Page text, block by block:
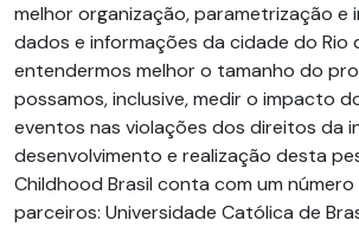
melhor organização, parametrização e
dados e informações da cidade do Rio
entendermos melhor o tamanho do
possamos, inclusive, medir o impacto
eventos nas violações dos direitos da
desenvolvimento e realização desta
Childhood Brasil conta com um
parceiros: Universidade Católica de